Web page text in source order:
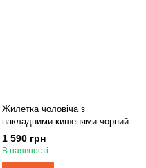
Жилетка чоловіча з
накладними кишенями чорний
1 590 грн
В наявності